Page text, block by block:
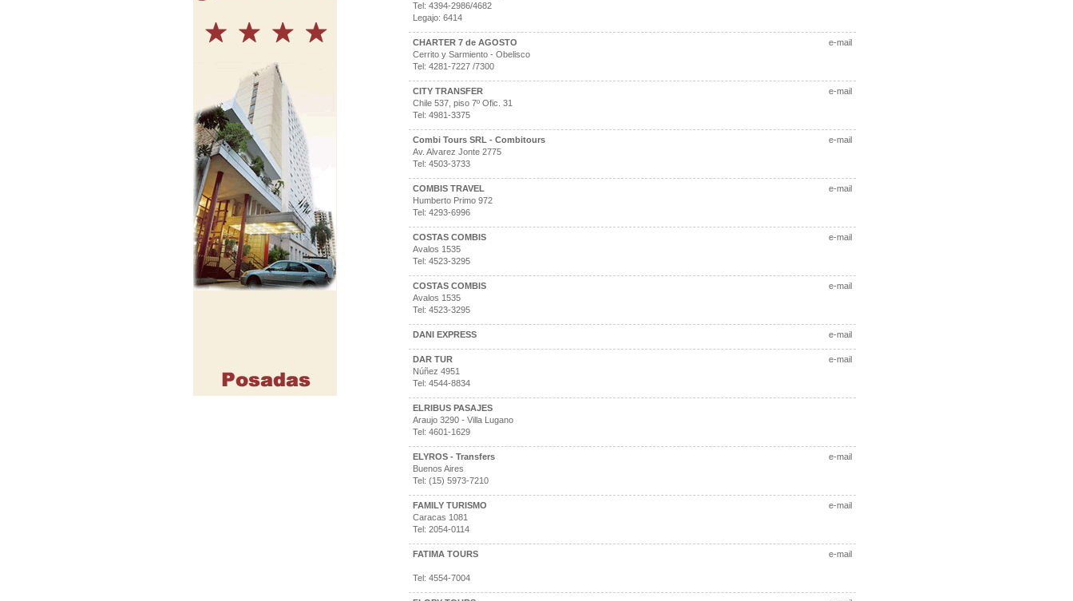
Tel: 4394-2986/4682
Legajo: 6414
e-mail
CHARTER 7 de AGOSTO
Cerrito y Sarmiento - Obelisco
Tel: 4281-7227 /7300
e-mail
CITY TRANSFER
Chile 537, piso 7º Ofic. 31
Tel: 4981-3375
e-mail
Combi Tours SRL - Combitours
Av. Alvarez Jonte 2775
Tel: 4503-3733
e-mail
COMBIS TRAVEL
Humberto Primo 972
Tel: 4293-6996
e-mail
COSTAS COMBIS
Avalos 1535
Tel: 4523-3295
e-mail
COSTAS COMBIS
Avalos 1535
Tel: 4523-3295
e-mail
DANI EXPRESS
e-mail
DAR TUR
Núñez 4951
Tel: 4544-8834
ELRIBUS PASAJES
Araujo 3290 - Villa Lugano
Tel: 4601-1629
e-mail
ELYROS - Transfers
Buenos Aires
Tel: (15) 5973-7210
e-mail
FAMILY TURISMO
Caracas 1081
Tel: 2054-0114
e-mail
FATIMA TOURS
Tel: 4554-7004